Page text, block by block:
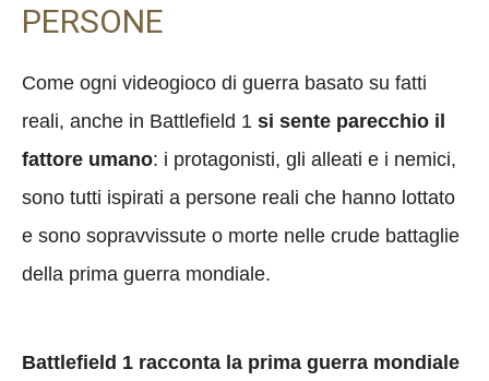
PERSONE
Come ogni videogioco di guerra basato su fatti
reali, anche in Battlefield 1 si sente parecchio il
fattore umano: i protagonisti, gli alleati e i nemici,
sono tutti ispirati a persone reali che hanno lottato
e sono sopravvissute o morte nelle crude battaglie
della prima guerra mondiale.
Battlefield 1 racconta la prima guerra mondiale